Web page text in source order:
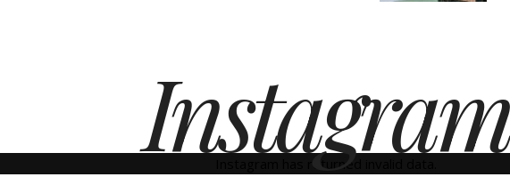
Instagram
Instagram has returned invalid data.